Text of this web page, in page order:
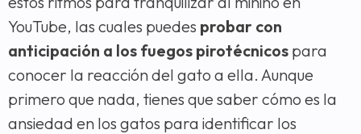
YouTube, las cuales puedes probar con
anticipación a los fuegos pirotécnicos para
conocer la reacción del gato a ella. Aunque
primero que nada, tienes que saber cómo es la
ansiedad en los gatos para identificar los